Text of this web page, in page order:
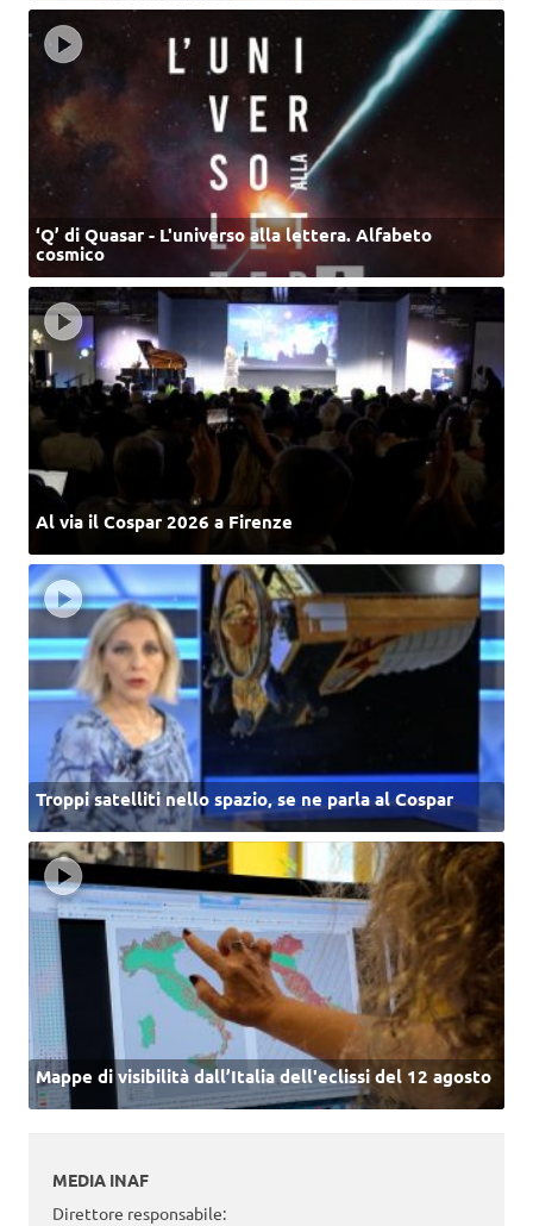
‘Q’ di Quasar - L'universo alla lettera. Alfabeto
cosmico
Al via il Cospar 2026 a Firenze
Troppi satelliti nello spazio, se ne parla al Cospar
Mappe di visibilità dall’Italia dell'eclissi del 12 agosto
MEDIA INAF
Direttore responsabile: